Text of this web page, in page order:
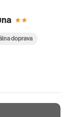
doprava